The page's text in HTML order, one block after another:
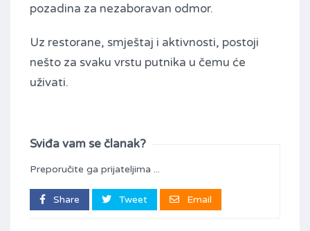
pozadina za nezaboravan odmor.
Uz restorane, smještaj i aktivnosti, postoji
nešto za svaku vrstu putnika u čemu će
uživati.
Sviđa vam se članak?
Preporučite ga prijateljima ...
Share Tweet Email